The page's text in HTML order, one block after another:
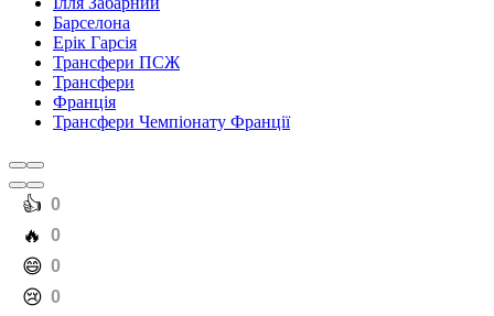
Барселона
Ерік Гарсія
Трансфери ПСЖ
Трансфери
Франція
Трансфери Чемпіонату Франції
️👍 0
️🔥 0
️😄 0
️😢 0